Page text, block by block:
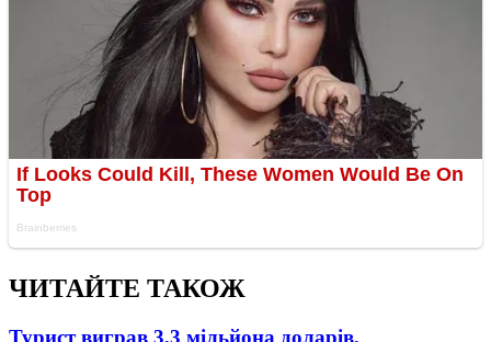
ЧИТАЙТЕ ТАКОЖ
Турист виграв 3,3 мільйона доларів,